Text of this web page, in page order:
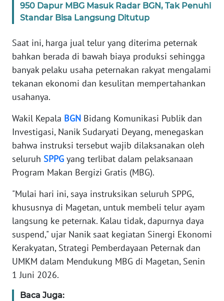
950 Dapur MBG Masuk Radar BGN, Tak Penuhi
Standar Bisa Langsung Ditutup
Saat ini, harga jual telur yang diterima peternak
bahkan berada di bawah biaya produksi sehingga
banyak pelaku usaha peternakan rakyat mengalami
tekanan ekonomi dan kesulitan mempertahankan
usahanya.
Wakil Kepala BGN Bidang Komunikasi Publik dan
Investigasi, Nanik Sudaryati Deyang, menegaskan
bahwa instruksi tersebut wajib dilaksanakan oleh
seluruh SPPG yang terlibat dalam pelaksanaan
Program Makan Bergizi Gratis (MBG).
"Mulai hari ini, saya instruksikan seluruh SPPG,
khususnya di Magetan, untuk membeli telur ayam
langsung ke peternak. Kalau tidak, dapurnya daya
suspend," ujar Nanik saat kegiatan Sinergi Ekonomi
Kerakyatan, Strategi Pemberdayaan Peternak dan
UMKM dalam Mendukung MBG di Magetan, Senin
1 Juni 2026.
Baca Juga:
KAMI
MEDIA
SIBER
REDAKSI
DISCLAIMER
Wahana
News
Regional
WN
WN
JAKARTA
WN
JABAR